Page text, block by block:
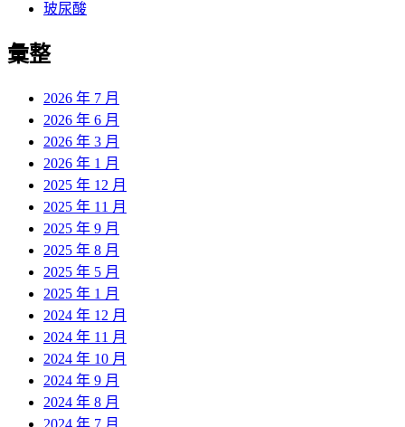
玻尿酸
彙整
2026 年 7 月
2026 年 6 月
2026 年 3 月
2026 年 1 月
2025 年 12 月
2025 年 11 月
2025 年 9 月
2025 年 8 月
2025 年 5 月
2025 年 1 月
2024 年 12 月
2024 年 11 月
2024 年 10 月
2024 年 9 月
2024 年 8 月